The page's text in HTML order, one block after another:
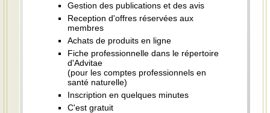
Gestion des publications et des avis
Reception d'offres réservées aux
membres
Achats de produits en ligne
Fiche professionnelle dans le répertoire
d'Advitae
(pour les comptes professionnels en
santé naturelle)
Inscription en quelques minutes
C'est gratuit